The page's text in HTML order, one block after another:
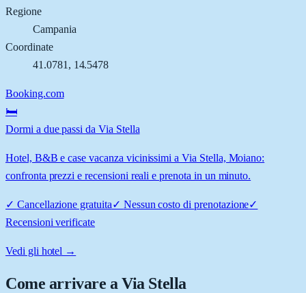
Regione
Campania
Coordinate
41.0781 , 14.5478
Booking.com
🛏️
Dormi a due passi da Via Stella
Hotel, B&B e case vacanza vicinissimi a Via Stella, Moiano:
confronta prezzi e recensioni reali e prenota in un minuto.
✓ Cancellazione gratuita✓ Nessun costo di prenotazione✓
Recensioni verificate
Vedi gli hotel →
Come arrivare aVia Stella